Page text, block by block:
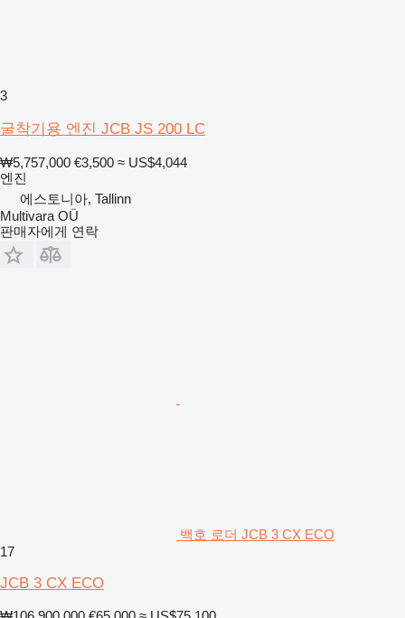
3
굴착기용 엔진 JCB JS 200 LC
₩5,757,000 €3,500 ≈ US$4,044
엔진
에스토니아, Tallinn
Multivara OÜ
판매자에게 연락
백호 로더 JCB 3 CX ECO
17
JCB 3 CX ECO